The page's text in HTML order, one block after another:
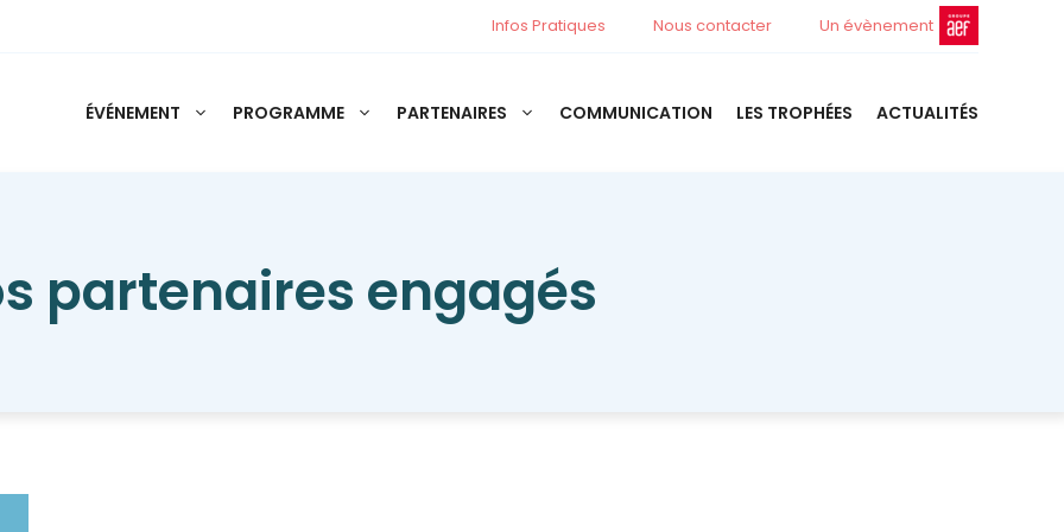
Infos Pratiques Nous contacter Un évènement
ÉVÉNEMENT PROGRAMME PARTENAIRES COMMUNICATION LES TROPHÉES ACTUALITÉS
partenaires engagés